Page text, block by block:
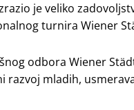
je veliko
turnira Wiener
odbora Wiener
razvoj mladih,